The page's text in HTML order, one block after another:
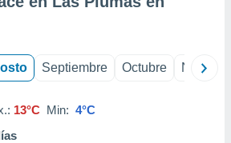
Septiembre Octubre
13°C Min: 4°C